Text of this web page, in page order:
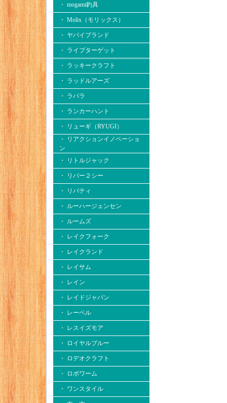
・ mogami釣具
・ Molix（モリックス）
・ ヤバイブランド
・ ライブターゲット
・ ラッキークラフト
・ ラッドルアーズ
・ ラパラ
・ ランカーハント
・ リューギ（RYUGI）
・ リアクションイノベーショ
ン
・ リトルジャック
・ リバー２シー
・ リバティ
・ ルーハージェンセン
・ ルームズ
・ レイクフォーク
・ レイクランド
・ レイサム
・ レイン
・ レイドジャパン
・ レーベル
・ レスイズモア
・ ロイヤルブルー
・ ロデオクラフト
・ ロボワーム
・ ワンスタイル